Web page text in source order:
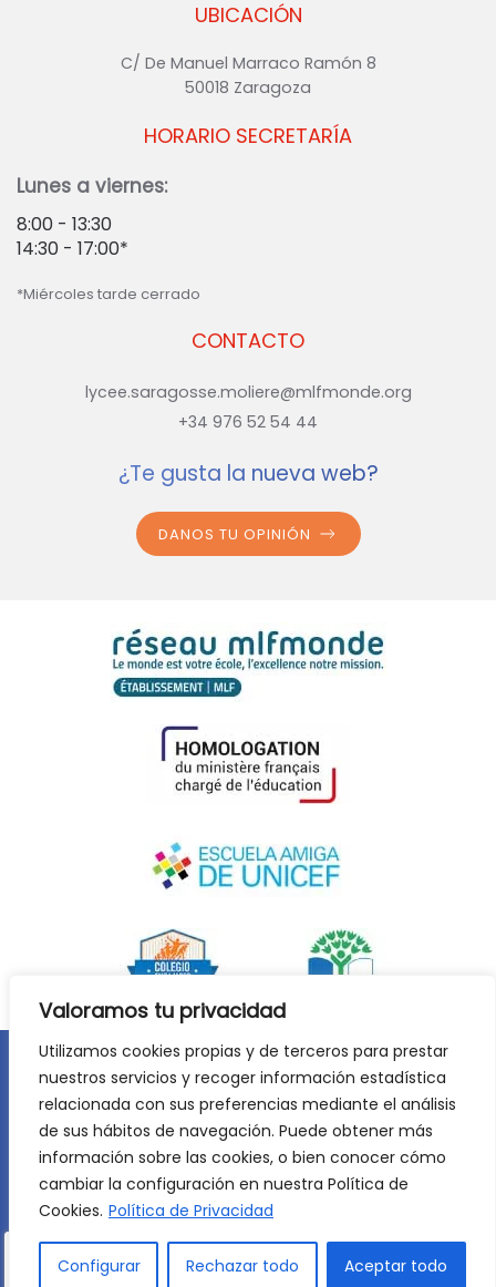
Valoramos tu privacidad
Utilizamos cookies propias y de terceros para prestar
nuestros servicios y recoger información estadística
relacionada con sus preferencias mediante el análisis
de sus hábitos de navegación. Puede obtener más
información sobre las cookies, o bien conocer cómo
cambiar la configuración en nuestra Política de
Cookies. Política de Privacidad
Configurar Rechazar todo Aceptar todo
UBICACIÓN
C/ De Manuel Marraco Ramón 8
50018 Zaragoza
CONTACTO
lycee.saragosse.moliere@mlfmonde.org
+34 976 52 54 44
HORARIO SECRETARÍA
Lunes a viernes:
8:00 - 13:30
14:30 - 17:00*
*Miércoles tarde cerrado
¿Te gusta la nueva web?
DANOS TU OPINIÓN
Aviso legal
Política de privacidad
Política de cookies
©2026Lycée Français Molière de Zaragoza. Todos los
derechos reservados. Desarrollo web: